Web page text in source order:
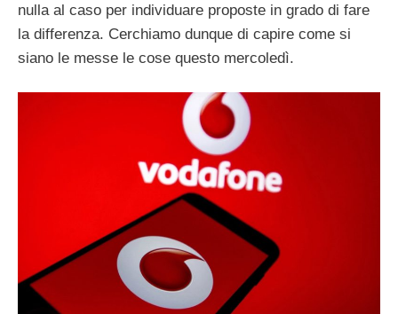
nulla al caso per individuare proposte in grado di fare
la differenza. Cerchiamo dunque di capire come si
siano le messe le cose questo mercoledì.